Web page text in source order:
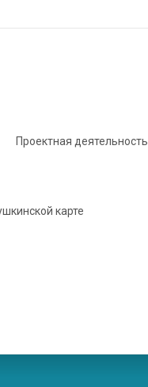
Проектная деятельность
карте